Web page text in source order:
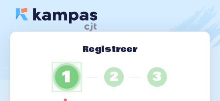
Registreer
1 2 3